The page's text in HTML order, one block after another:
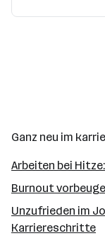
Ganz neu im
Arbeiten bei
Burnout
Unzufrieden im
Karriereschritte